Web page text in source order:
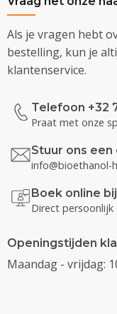
Als je vragen hebt
bestelling, kun je
klantenservice.
Telefoon +32
Praat met onze
Stuur ons een
info@bioethanol-
Boek online
Direct persoonlijk
Openingstijden
Maandag - vrijdag: